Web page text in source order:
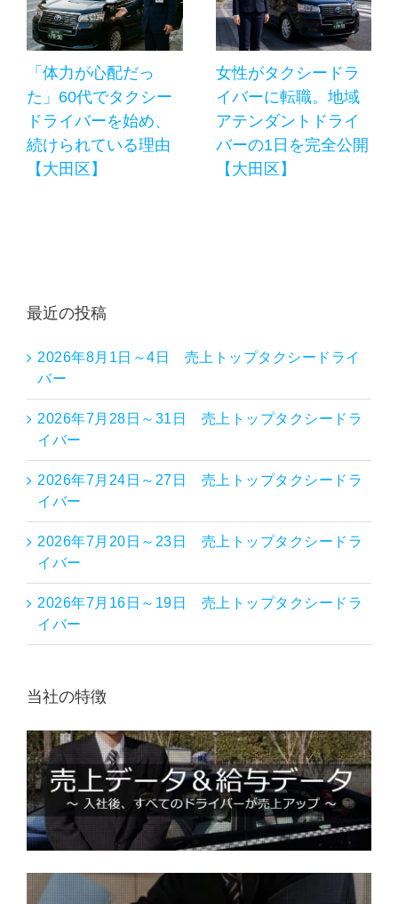
「体力が心配だっ
た」60代でタクシー
ドライバーを始め、
続けられている理由
【大田区】
女性がタクシードラ
イバーに転職。地域
アテンダントドライ
バーの1日を完全公開
【大田区】
最近の投稿
2026年8月1日～4日 売上トップタクシードライ
バー
2026年7月28日～31日 売上トップタクシードラ
イバー
2026年7月24日～27日 売上トップタクシードラ
イバー
2026年7月20日～23日 売上トップタクシードラ
イバー
2026年7月16日～19日 売上トップタクシードラ
イバー
当社の特徴